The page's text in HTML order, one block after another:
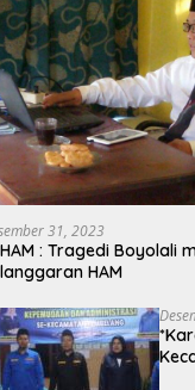
31, 2023
: Tragedi Boyolali
HAM